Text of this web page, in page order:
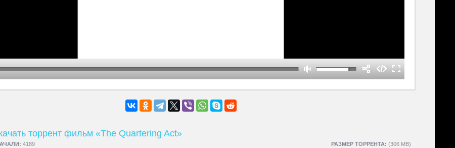
торрент фильм «The Quartering Act»
РАЗМЕР ТОРРЕНТА: (306 MB)
4189